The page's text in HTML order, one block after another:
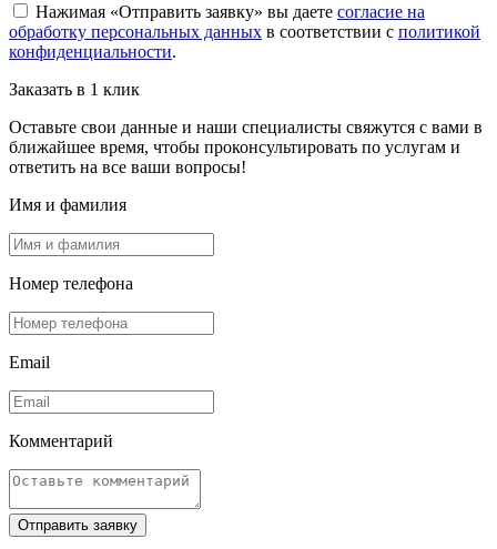
Нажимая «Отправить заявку» вы даете согласие на
обработку персональных данных в соответствии с политикой
конфиденциальности.
Заказать в 1 клик
Оставьте свои данные и наши специалисты свяжутся с вами в
ближайшее время, чтобы проконсультировать по услугам и
ответить на все ваши вопросы!
Имя и фамилия
Номер телефона
Email
Комментарий
Отправить заявку